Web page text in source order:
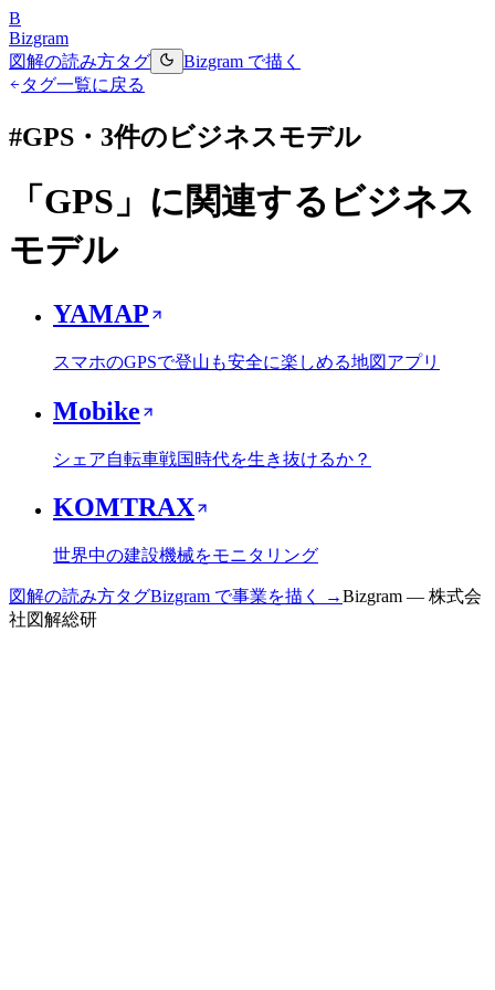
B
Bizgram
図解の読み方タグ
Bizgram で描く
タグ一覧に戻る
#GPS ・ 3件のビジネスモデル
「 GPS 」に関連するビジネス
モデル
YAMAP
スマホのGPSで登山も安全に楽しめる地図アプリ
Mobike
シェア自転車戦国時代を生き抜けるか？
KOMTRAX
世界中の建設機械をモニタリング
図解の読み方タグBizgram で事業を描く →Bizgram — 株式会
社図解総研